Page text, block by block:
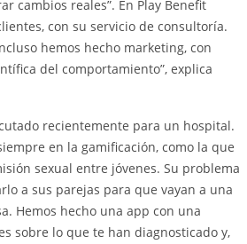
cambios reales”. En Play Benefit
con su servicio de consultoría.
hemos hecho marketing, con
del comportamiento”, explica
recientemente para un hospital.
en la gamificación, como la que
sexual entre jóvenes. Su problema
a sus parejas para que vayan a una
Hemos hecho una app con una
sobre lo que te han diagnosticado y,